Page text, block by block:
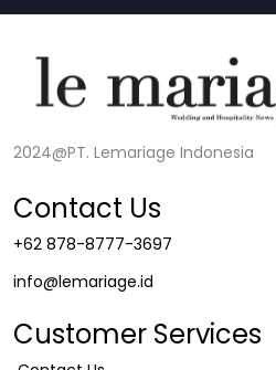
2024@PT. Lemariage Indonesia
Contact Us
+62 878-8777-3697
info@lemariage.id
Customer Services